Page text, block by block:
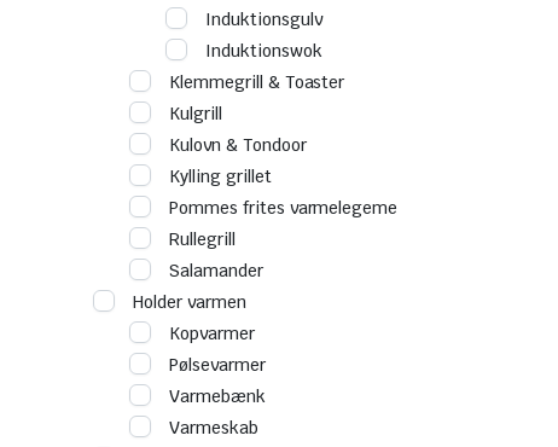
Induktionsgulv
Induktionswok
Klemmegrill & Toaster
Kulgrill
Kulovn & Tondoor
Kylling grillet
Pommes frites varmelegeme
Rullegrill
Salamander
Holder varmen
Kopvarmer
Pølsevarmer
Varmebænk
Varmeskab